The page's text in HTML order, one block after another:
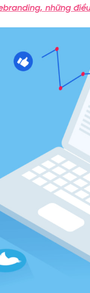
những